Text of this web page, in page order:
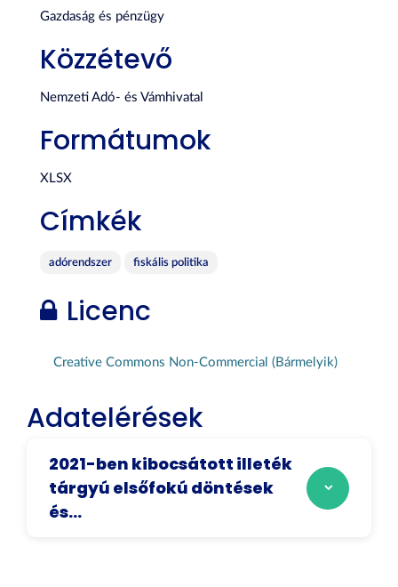
Gazdaság és pénzügy
Közzétevő
Nemzeti Adó- és Vámhivatal
Formátumok
XLSX
Címkék
adórendszer fiskális politika
Licenc
Creative Commons Non-Commercial (Bármelyik)
Adatelérések
2021-ben kibocsátott illeték
tárgyú elsőfokú döntések
és...